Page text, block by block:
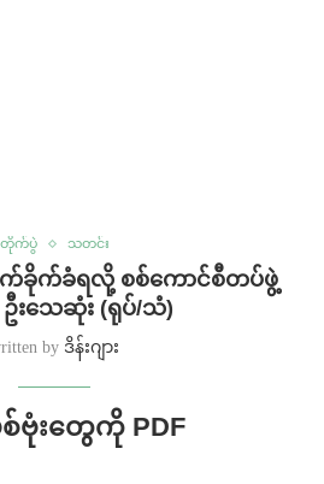
တိုက်ပွဲ သတင်း
တိုက်ခိုက်ခံရလို့ စစ်ကောင်စီတပ်ဖွဲ့
ဦးသေဆုံး (ရုပ်/သံ)
by ဒိန်းဂျား
းတွေကို PDF